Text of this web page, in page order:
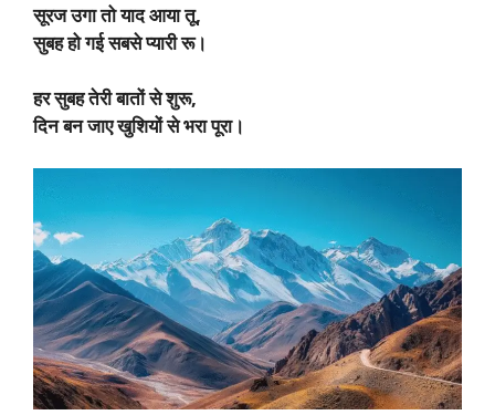
सूरज उगा तो याद आया तू,
सुबह हो गई सबसे प्यारी रू।
हर सुबह तेरी बातों से शुरू,
दिन बन जाए खुशियों से भरा पूरा।